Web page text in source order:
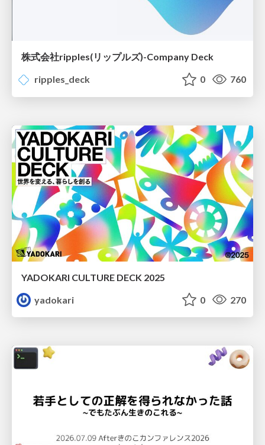
株式会社ripples(リップルズ)-Company Deck
ripples_deck
0 760
YADOKARI CULTURE DECK 2025
yadokari
0 270